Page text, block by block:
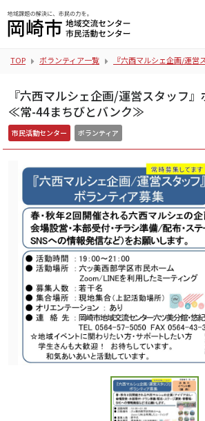
TOP ボランティア一覧 『六西マルシェ企画/運
『六西マルシェ企画/運営スタッフ
≪常-44まちびとバンク≫
市民活動センター ボランティア